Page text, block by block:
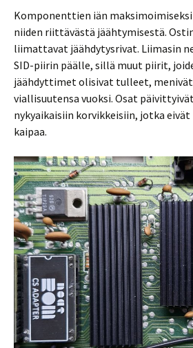
Komponenttien iän
niiden riittävästä jäähtymisestä.
liimattavat jäähdytysrivat. Liimasin
SID-piirin päälle, sillä muut piirit,
jäähdyttimet olisivat tulleet,
viallisuutensa vuoksi. Osat
nykyaikaisiin korvikkeisiin, jotka
kaipaa.